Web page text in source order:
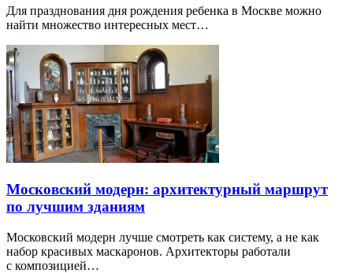
Для празднования дня рождения ребенка в Москве можно
найти множество интересных мест…
Московский модерн: архитектурный маршрут
по лучшим зданиям
Московский модерн лучше смотреть как систему, а не как
набор красивых маскаронов. Архитекторы работали
с композицией…